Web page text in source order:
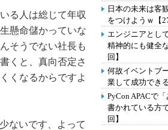
る人は総じて年収
懸命儲かっていな
そうでない社長も
くと、真向否定さ
くなるからですよ
ないです、よって
日本の未来は客
をつけようｗ【
エンジニアとし
精神的にも健全
回】
何故イベントブ
業して成功でき
PyCon APACで
書かれている方
回】